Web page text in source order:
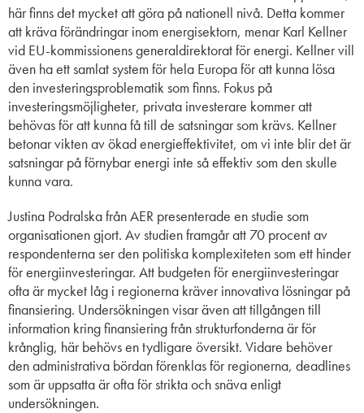
här finns det mycket att göra på nationell nivå. Detta kommer
att kräva förändringar inom energisektorn, menar Karl Kellner
vid EU-kommissionens generaldirektorat för energi. Kellner vill
även ha ett samlat system för hela Europa för att kunna lösa
den investeringsproblematik som finns. Fokus på
investeringsmöjligheter, privata investerare kommer att
behövas för att kunna få till de satsningar som krävs. Kellner
betonar vikten av ökad energieffektivitet, om vi inte blir det är
satsningar på förnybar energi inte så effektiv som den skulle
kunna vara.
Justina Podralska från AER presenterade en studie som
organisationen gjort. Av studien framgår att 70 procent av
respondenterna ser den politiska komplexiteten som ett hinder
för energiinvesteringar. Att budgeten för energiinvesteringar
ofta är mycket låg i regionerna kräver innovativa lösningar på
finansiering. Undersökningen visar även att tillgången till
information kring finansiering från strukturfonderna är för
krånglig, här behövs en tydligare översikt. Vidare behöver
den administrativa bördan förenklas för regionerna, deadlines
som är uppsatta är ofta för strikta och snäva enligt
undersökningen.